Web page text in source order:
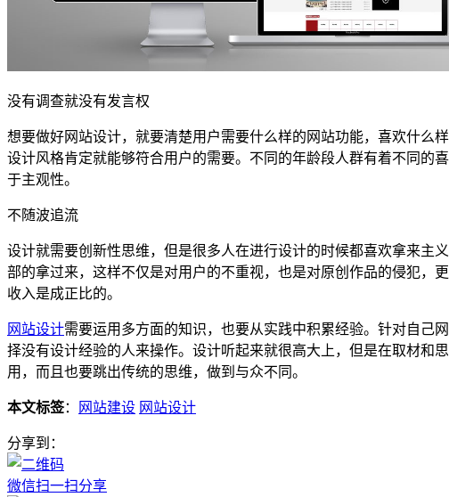
没有调查就没有发言权
想要做好网站设计，就要清楚用户需要什么样的网站功能，喜欢什么
设计风格肯定就能够符合用户的需要。不同的年龄段人群有着不同的
于主观性。
不随波追流
设计就需要创新性思维，但是很多人在进行设计的时候都喜欢拿来主
部的拿过来，这样不仅是对用户的不重视，也是对原创作品的侵犯，
收入是成正比的。
网站设计需要运用多方面的知识，也要从实践中积累经验。针对自己
择没有设计经验的人来操作。设计听起来就很高大上，但是在取材和
用，而且也要跳出传统的思维，做到与众不同。
本文标签： 网站建设 网站设计
分享到：
微信扫一扫分享